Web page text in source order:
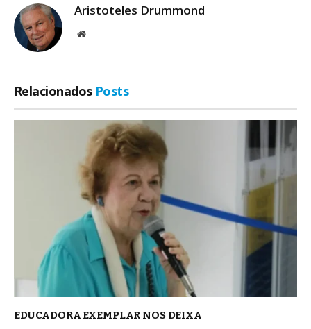
Aristoteles Drummond
Site
Relacionados Posts
EDUCADORA EXEMPLAR NOS DEIXA